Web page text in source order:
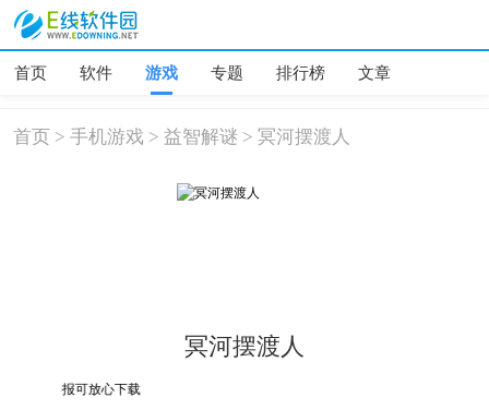
首页 软件 游戏 专题 排行榜 文章
首页 >手机游戏 >益智解谜 >冥河摆渡人
冥河摆渡人
均为误报可放心下载